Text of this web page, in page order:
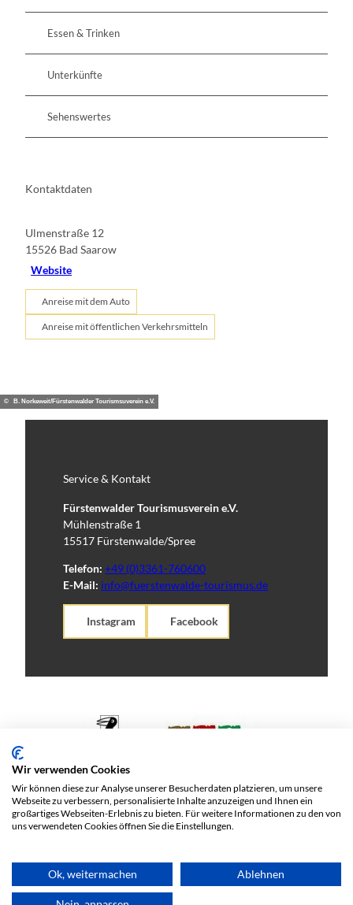
Essen & Trinken
Unterkünfte
Sehenswertes
Kontaktdaten
Ulmenstraße 12
15526 Bad Saarow
Website
Anreise mit dem Auto
Anreise mit öffentlichen Verkehrsmitteln
© B. Norkeweit/Fürstenwalder Tourismsuverein e.V.
Service & Kontakt
Fürstenwalder Tourismusverein e.V.
Mühlenstraße 1
15517 Fürstenwalde/Spree
Telefon: +49 (0)3361-760600
E-Mail: info@fuerstenwalde-tourismus.de
Instagram Facebook
Wir verwenden Cookies
Wir können diese zur Analyse unserer Besucherdaten platzieren, um unsere
Webseite zu verbessern, personalisierte Inhalte anzuzeigen und Ihnen ein
großartiges Webseiten-Erlebnis zu bieten. Für weitere Informationen zu den von
uns verwendeten Cookies öffnen Sie die Einstellungen.
Ok, weitermachen Ablehnen